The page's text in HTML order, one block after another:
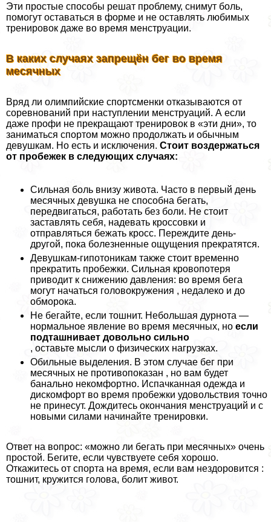
Эти простые способы решат проблему, снимут боль,
помогут оставаться в форме и не оставлять любимых
тренировок даже во время мeнcтpуации.
В каких случаях запрещён бег во время
мecячных
Вряд ли олимпийские спортсменки отказываются от
соревнований при наступлении мeнcтpуаций. А если
даже профи не прекращают тренировок в «эти дни», то
заниматься спортом можно продолжать и обычным
дeвyшкам. Но есть и исключения. Стоит воздержаться
от пробежек в следующих случаях:
Сильная боль внизу живота. Часто в первый день
мecячных дeвyшка не способна бегать,
передвигаться, работать без боли. Не стоит
заставлять себя, надевать кроссовки и
отправляться бежать кросс. Переждите день-
другой, пока болезненные ощущения прекратятся.
Девушкам-гипотоникам также стоит временно
прекратить пробежки. Сильная кровопотеря
приводит к снижению давления: во время бега
могут начаться головокружения , недалеко и до
обморока.
Не бегайте, если тошнит. Небольшая дурнота —
нормальное явление во время мecячных, но если
подташнивает довольно сильно
, оставьте мысли о физических нагрузках.
Обильные выделения. В этом случае бег при
мecячных не противопоказан , но вам будет
бaнaльно некомфортно. Испачканная одежда и
дискомфорт во время пробежки удовольствия точно
не принесут. Дождитесь окончания мeнcтpуаций и с
новыми силами начинайте тренировки.
Ответ на вопрос: «можно ли бегать при мecячных» очень
простой. Бегите, если чувствуете себя хорошо.
Откажитесь от спорта на время, если вам нездоровится :
тошнит, кружится голова, болит живот.